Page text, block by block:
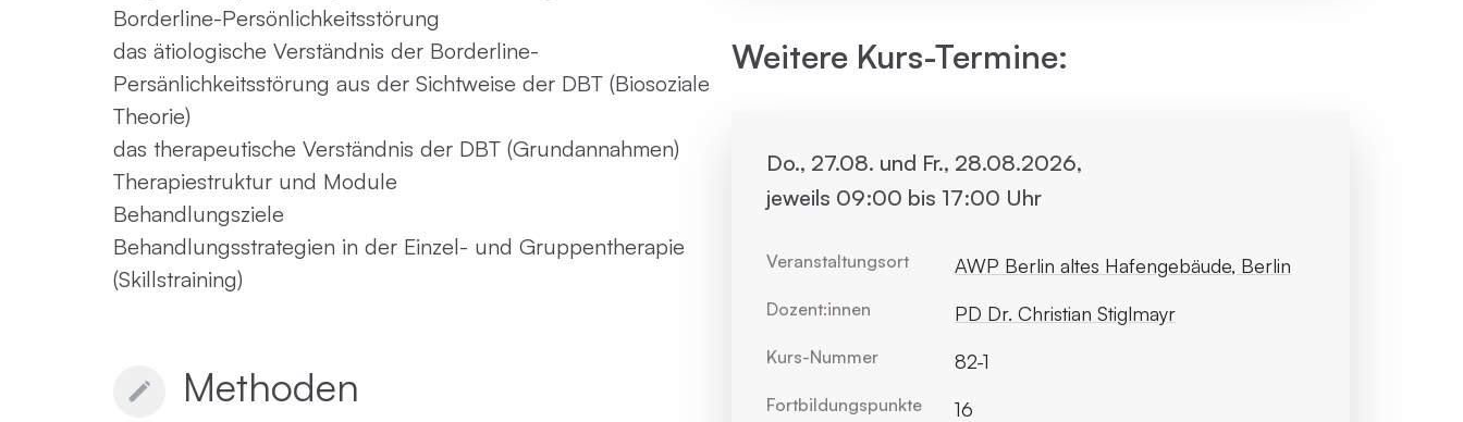
Borderline-Persönlichkeitsstörung
das ätiologische Verständnis der Borderline-
Persänlichkeitsstörung aus der Sichtweise der DBT (Biosoziale
Theorie)
das therapeutische Verständnis der DBT (Grundannahmen)
Therapiestruktur und Module
Behandlungsziele
Behandlungsstrategien in der Einzel- und Gruppentherapie
(Skillstraining)
Methoden
Weitere Kurs-Termine:
Do., 27.08. und Fr., 28.08.2026,
jeweils 09:00 bis 17:00 Uhr
Veranstaltungsort AWP Berlin altes Hafengebäude, Berlin
Dozent:innen PD Dr. Christian Stiglmayr
Kurs-Nummer 82-1
Fortbildungs­punkte 16